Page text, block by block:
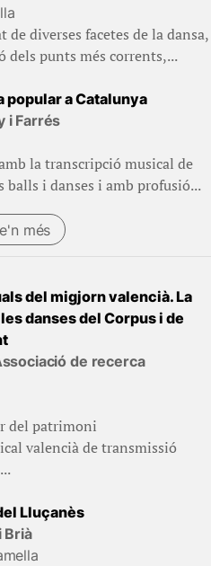
de diverses facetes de la dansa,
dels punts més corrents,...
popular a Catalunya
i Farrés
la transcripció musical de
balls i danses i amb profusió...
més
(Llibres)
del migjorn valencià. La
danses del Corpus i de
de recerca
del patrimoni
valencià de transmissió
Lluçanès
Brià